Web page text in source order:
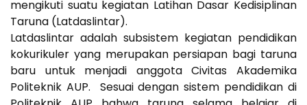
mengikuti suatu kegiatan Latihan Dasar Kedisiplinan
Taruna (Latdaslintar).
Latdaslintar adalah subsistem kegiatan pendidikan
kokurikuler yang merupakan persiapan bagi taruna
baru untuk menjadi anggota Civitas Akademika
Politeknik AUP. Sesuai dengan sistem pendidikan di